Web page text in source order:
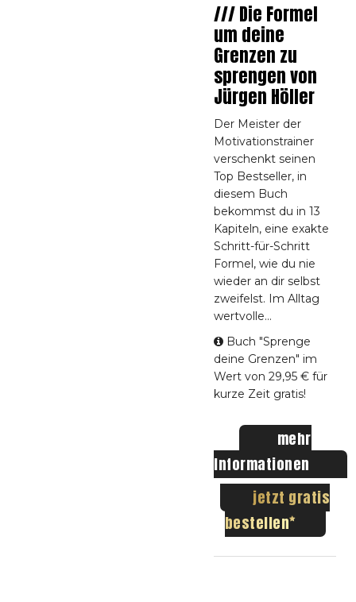
/// Die Formel
um deine
Grenzen zu
sprengen von
Jürgen Höller
Der Meister der
Motivationstrainer
verschenkt seinen
Top Bestseller, in
diesem Buch
bekommst du in 13
Kapiteln, eine exakte
Schritt-für-Schritt
Formel, wie du nie
wieder an dir selbst
zweifelst. Im Alltag
wertvolle...
Buch "Sprenge
deine Grenzen" im
Wert von 29,95 € für
kurze Zeit gratis!
mehr
Informationen
jetzt gratis
bestellen